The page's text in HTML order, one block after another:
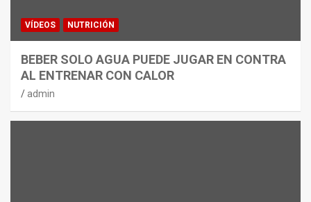
VÍDEOS NUTRICIÓN
BEBER SOLO AGUA PUEDE JUGAR EN CONTRA
AL ENTRENAR CON CALOR
admin